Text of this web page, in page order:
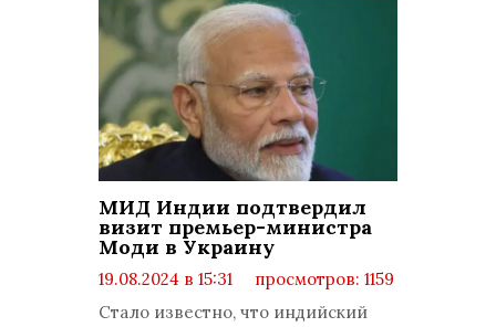
МИД Индии подтвердил
визит премьер-министра
Моди в Украину
19.08.2024 в 15:31
просмотров: 1159
Стало известно, что индийский